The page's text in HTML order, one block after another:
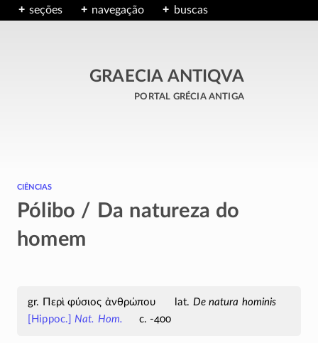
seções navegação buscas
GRAECIA ANTIQVA
portal grécia antiga
ciências
Pólibo / Da natureza do
homem
Περὶ φύσιος ἀνθρώπου
De natura hominis
[Hippoc.] Nat. Hom. c. -400